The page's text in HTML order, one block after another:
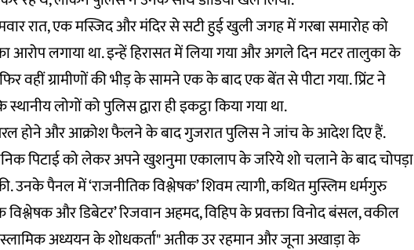
रात, एक मस्जिद और मंदिर से सटी हुई खुली जगह में गरबा समारोह को
लगाया था. इन्हें हिरासत में लिया गया और अगले दिन मटर तालुका के
वहीं ग्रामीणों की भीड़ के सामने एक के बाद एक बेंत से पीटा गया. प्रिंट ने
लोगों को पुलिस द्वारा ही इकट्ठा किया गया था.
होने और आक्रोश फैलने के बाद गुजरात पुलिस ने जांच केआदेशदिए हैं.
पिटाई को लेकर अपने खुशनुमा एकालाप के जरिये शो चलाने के बाद चोपड़ा
पैनल में ‘राजनीतिक विश्लेषक’ शिवम त्यागी, कथित मुस्लिम धर्मगुरु
विश्लेषक और डिबेटर’ रिजवान अहमद, विहिप के प्रवक्ता विनोद बंसल, वकील
अध्ययन के शोधकर्ता" अतीक उर रहमान और जूना अखाड़ा के